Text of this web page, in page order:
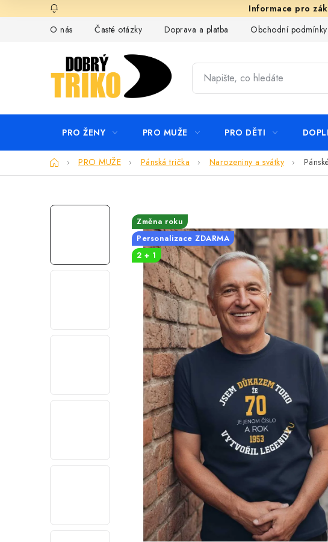
na
O nás
Časté otázky Doprava a platba Obchodní podmínky
PRO ŽENY PRO MUŽE PRO DĚTI
DomůPRO MUŽE Pánská trička Narozeniny a svátky
Změna roku
Personalizace ZDARMA
2 + 1